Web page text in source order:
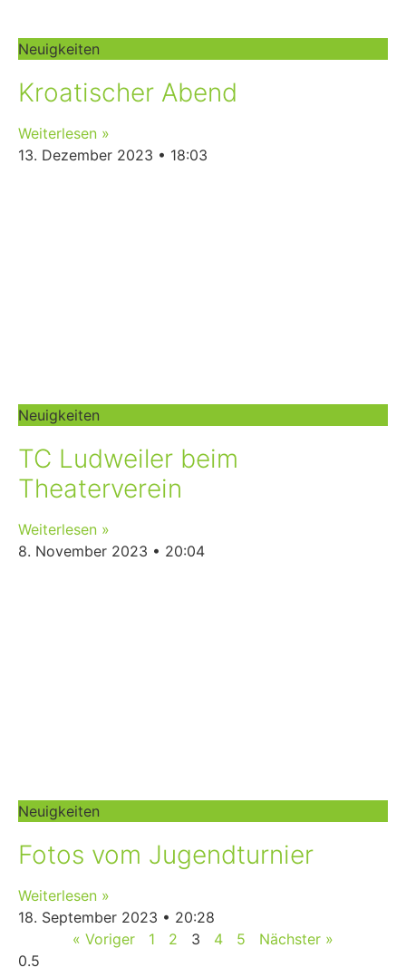
Neuigkeiten
Kroatischer Abend
Weiterlesen »
13. Dezember 2023
18:03
Neuigkeiten
TC Ludweiler beim
Theaterverein
Weiterlesen »
8. November 2023
20:04
Neuigkeiten
Fotos vom Jugendturnier
Weiterlesen »
18. September 2023
20:28
« Voriger
1 2 3 4 5 Nächster »